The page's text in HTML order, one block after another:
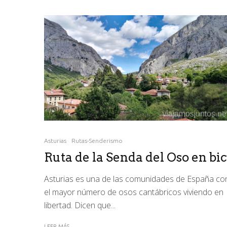
Asturias Rutas-Senderismo
Ruta de la Senda del Oso en
Asturias es una de las comunidades de España
el mayor número de osos cantábricos viviendo en
libertad. Dicen que...